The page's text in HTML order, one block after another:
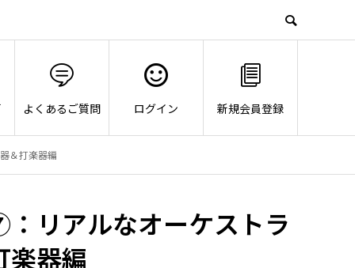
よくあるご質問 ログイン 新規会員登録
＆打楽器編
リアルなオーケストラ